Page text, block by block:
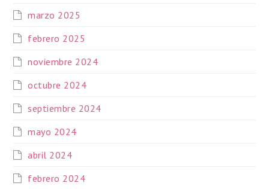
marzo 2025
febrero 2025
noviembre 2024
octubre 2024
septiembre 2024
mayo 2024
abril 2024
febrero 2024